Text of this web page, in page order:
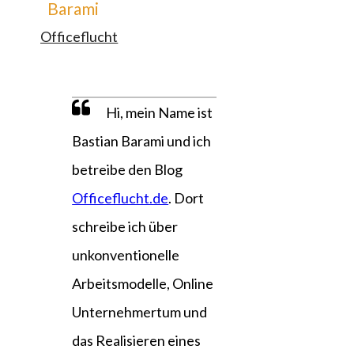
Barami
Officeflucht
Hi, mein Name ist
Bastian Barami und ich
betreibe den Blog
Officeflucht.de. Dort
schreibe ich über
unkonventionelle
Arbeitsmodelle, Online
Unternehmertum und
das Realisieren eines